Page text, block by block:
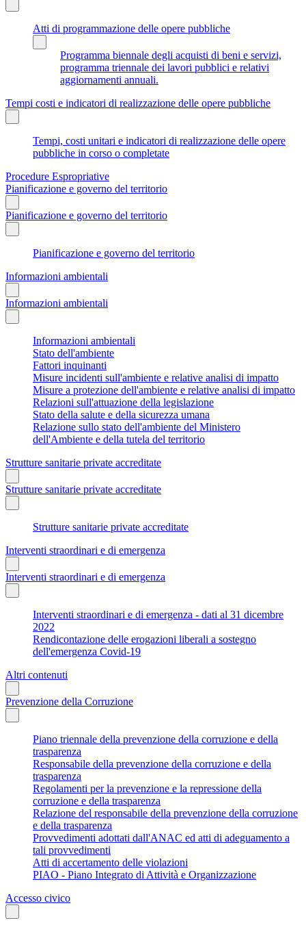
Atti di programmazione delle opere pubbliche
Programma biennale degli acquisti di beni e servizi,
programma triennale dei lavori pubblici e relativi
aggiornamenti annuali.
Tempi costi e indicatori di realizzazione delle opere pubbliche
Tempi, costi unitari e indicatori di realizzazione delle opere
pubbliche in corso o completate
Procedure Espropriative
Pianificazione e governo del territorio
Pianificazione e governo del territorio
Pianificazione e governo del territorio
Informazioni ambientali
Informazioni ambientali
Informazioni ambientali
Stato dell'ambiente
Fattori inquinanti
Misure incidenti sull'ambiente e relative analisi di impatto
Misure a protezione dell'ambiente e relative analisi di impatto
Relazioni sull'attuazione della legislazione
Stato della salute e della sicurezza umana
Relazione sullo stato dell'ambiente del Ministero
dell'Ambiente e della tutela del territorio
Strutture sanitarie private accreditate
Strutture sanitarie private accreditate
Strutture sanitarie private accreditate
Interventi straordinari e di emergenza
Interventi straordinari e di emergenza
Interventi straordinari e di emergenza - dati al 31 dicembre
2022
Rendicontazione delle erogazioni liberali a sostegno
dell'emergenza Covid-19
Altri contenuti
Prevenzione della Corruzione
Piano triennale della prevenzione della corruzione e della
trasparenza
Responsabile della prevenzione della corruzione e della
trasparenza
Regolamenti per la prevenzione e la repressione della
corruzione e della trasparenza
Relazione del responsabile della prevenzione della corruzione
e della trasparenza
Provvedimenti adottati dall'ANAC ed atti di adeguamento a
tali provvedimenti
Atti di accertamento delle violazioni
PIAO - Piano Integrato di Attività e Organizzazione
Accesso civico